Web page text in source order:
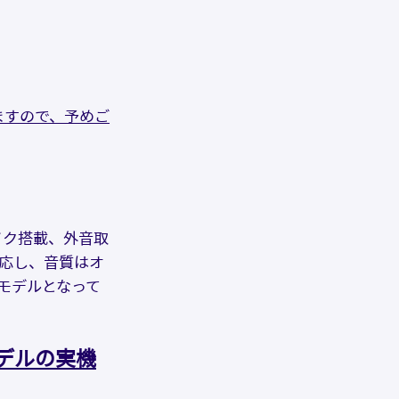
ので、予めご
搭載、外音取
し、音質はオ
デルとなって
ルの実機